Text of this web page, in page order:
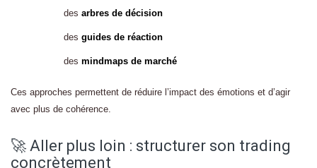
des arbres de décision
des guides de réaction
des mindmaps de marché
Ces approches permettent de réduire l’impact des émotions et d’agir
avec plus de cohérence.
🚀 Aller plus loin : structurer son trading
concrètement